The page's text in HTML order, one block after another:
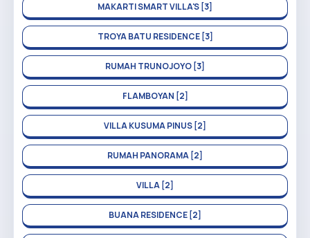
MAKARTI SMART VILLA'S [3]
TROYA BATU RESIDENCE [3]
RUMAH TRUNOJOYO [3]
FLAMBOYAN [2]
VILLA KUSUMA PINUS [2]
RUMAH PANORAMA [2]
VILLA [2]
BUANA RESIDENCE [2]